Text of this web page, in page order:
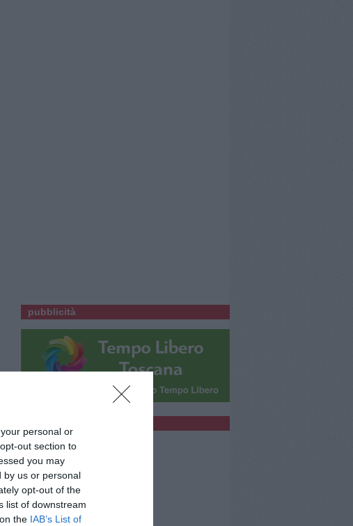
personal or
out section to
you may
by us or personal
opt-out of the
list of downstream
the IAB’s List of
pubblicità